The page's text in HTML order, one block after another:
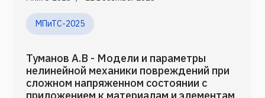
МПиТС-2025
Туманов А.В - Модели и параметры
нелинейной механики повреждений при
сложном напряженном состоянии с
приложением к материалам и элементам